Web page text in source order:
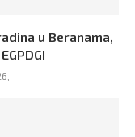
u Beranama,